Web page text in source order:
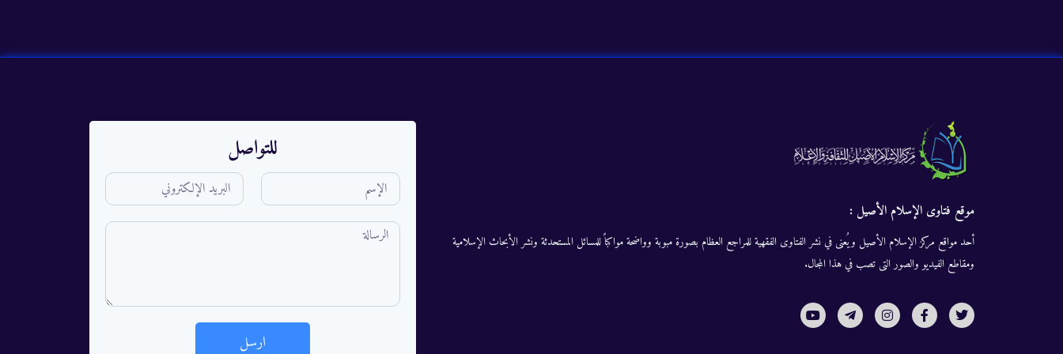
موقع فتاوى الإسلام الأصيل :
أحد مواقع مركز الإسلام الأصيل ويُعنى في نشر الفتاوى الفقهية للمراجع العظام بصورة مبوبة وواضحة مواكباً للمسائل المستحدثة ونشر الأبحاث الإسلامية
ومقاطع الفيديو والصور التى تصب في هذا المجال.
للتواصل
ارسل